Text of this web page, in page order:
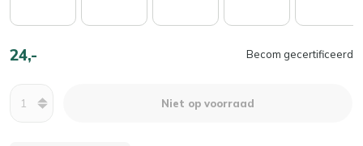
24,- Becom gecertificeerd
Niet op voorraad